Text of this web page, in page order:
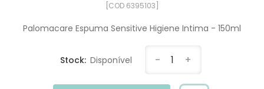
[COD 6395103]
Palomacare Espuma Sensitive Higiene Intima - 150ml
Stock: Disponível - 1 +